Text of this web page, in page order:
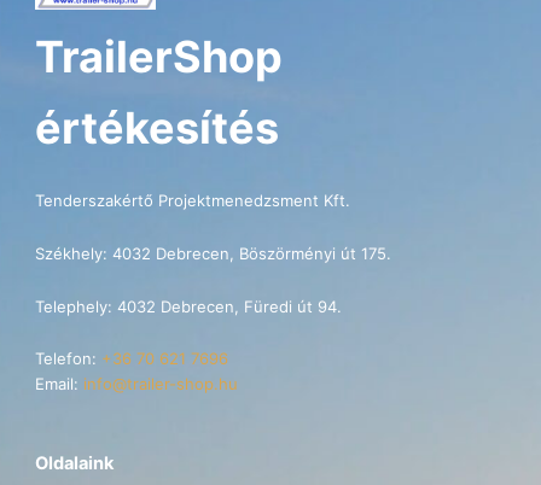
TrailerShop
értékesítés
Tenderszakértő Projektmenedzsment Kft.
Székhely: 4032 Debrecen, Böszörményi út 175.
Telephely: 4032 Debrecen, Füredi út 94.
Telefon: +36 70 621 7696
Email: info@trailer-shop.hu
Oldalaink